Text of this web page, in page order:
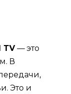
TV — это
В
Это и